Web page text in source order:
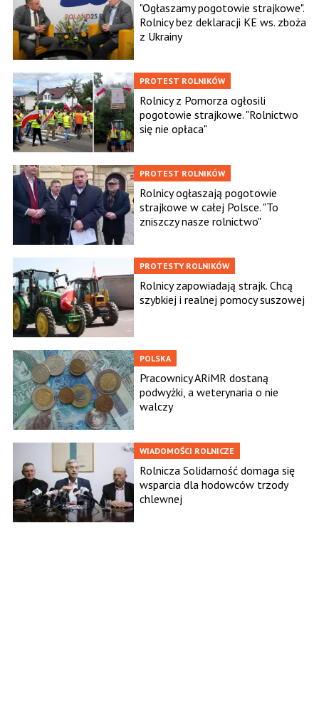
"Ogłaszamy pogotowie strajkowe".
Rolnicy bez deklaracji KE ws. zboża
z Ukrainy
PROTEST ROLNIKÓW
Rolnicy z Pomorza ogłosili
pogotowie strajkowe. "Rolnictwo
się nie opłaca"
PROTEST ROLNIKÓW
Rolnicy ogłaszają pogotowie
strajkowe w całej Polsce. "To
zniszczy nasze rolnictwo"
PROTESTY ROLNIKÓW
Rolnicy zapowiadają strajk. Chcą
szybkiej i realnej pomocy suszowej
POLSKA
Pracownicy ARiMR dostaną
podwyżki, a weterynaria o nie
walczy
WIADOMOŚCI ROLNICZE
Rolnicza Solidarność domaga się
wsparcia dla hodowców trzody
chlewnej